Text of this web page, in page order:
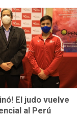
El judo vuelve
al Perú